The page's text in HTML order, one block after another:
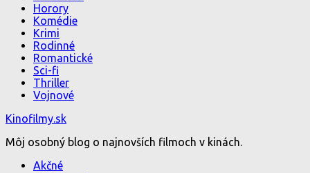
Horory
Komédie
Krimi
Rodinné
Romantické
Sci-fi
Thriller
Vojnové
Kinofilmy.sk
Môj osobný blog o najnovších filmoch v kinách.
Akčné